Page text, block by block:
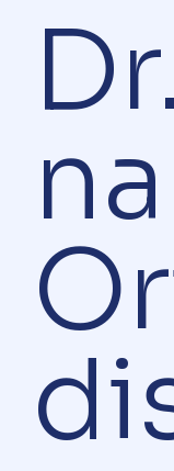
Lesão do
Reabilitação